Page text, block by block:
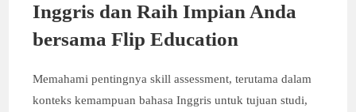
Inggris dan Raih Impian Anda
bersama Flip Education
Memahami pentingnya skill assessment, terutama dalam
konteks kemampuan bahasa Inggris untuk tujuan studi,